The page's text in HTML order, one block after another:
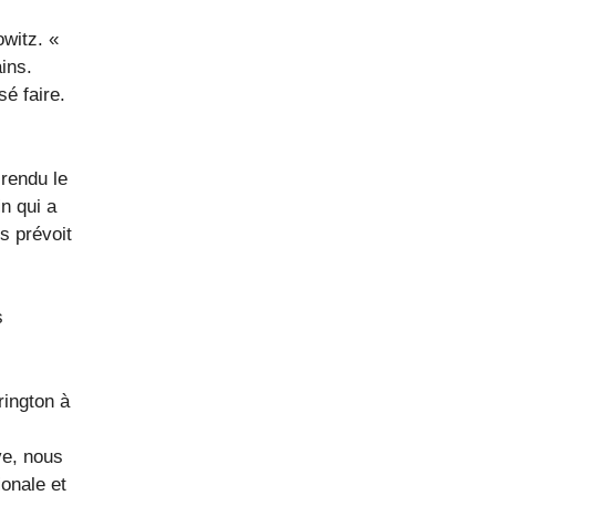
«
faire.
le
qui a
prévoit
à
nous
et